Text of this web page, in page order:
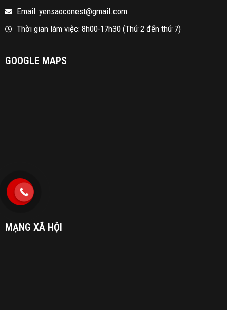
Email: yensaoconest@gmail.com
Thời gian làm việc: 8h00-17h30 (Thứ 2 đến thứ 7)
GOOGLE MAPS
MẠNG XÃ HỘI